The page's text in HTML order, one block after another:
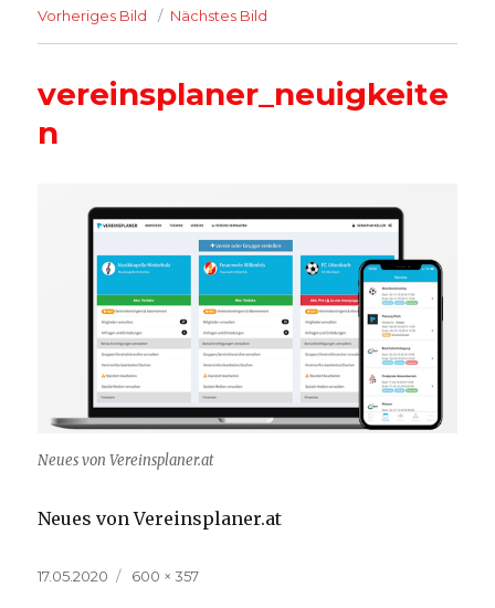
Vorheriges Bild Nächstes Bild
vereinsplaner_neuigkeite
n
Neues von Vereinsplaner.at
Neues von Vereinsplaner.at
Veröffentlicht
17.05.2020
Volle
600 × 357